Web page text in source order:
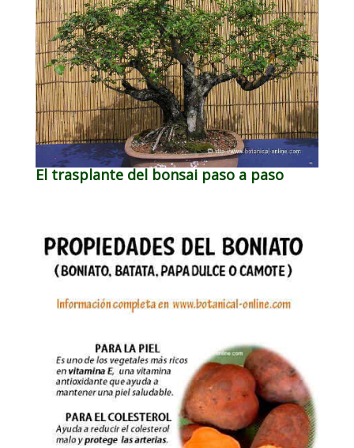
El trasplante del bonsai paso a paso